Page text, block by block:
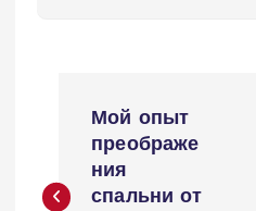
Мой опыт
преображе
ния
спальни от